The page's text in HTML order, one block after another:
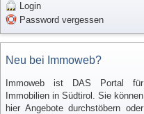
Login
Password vergessen
Neu bei Immoweb?
Immoweb ist DAS Portal für
Immobilien in Südtirol. Sie können
hier Angebote durchstöbern oder